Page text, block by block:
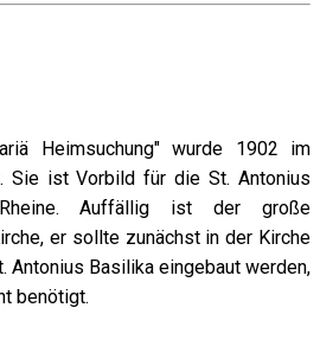
Heimsuchung" wurde 1902 im
Sie ist Vorbild für die St. Antonius
Auffällig ist der große
er sollte zunächst in der Kirche
Antonius Basilika eingebaut werden,
benötigt.